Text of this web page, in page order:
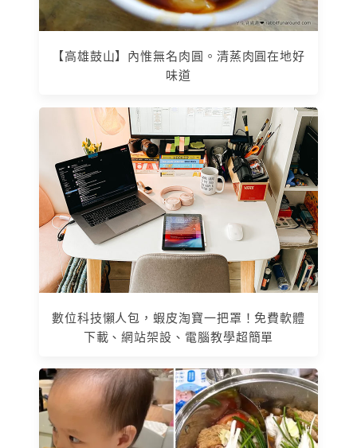
【高雄鼓山】內惟無名肉圓。清蒸肉圓在地好
味道
數位科技懶人包，蝦皮淘寶一把罩！免費軟體
下載、網站架設、電腦教學超簡單